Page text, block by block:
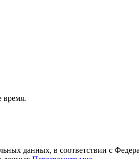
время.
данных, в соответствии с